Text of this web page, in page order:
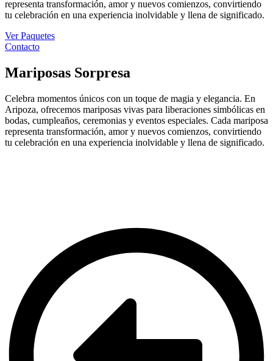
representa transformación, amor y nuevos comienzos, convirtiendo
tu celebración en una experiencia inolvidable y llena de significado.
Ver Paquetes
Contacto
Mariposas Sorpresa
Celebra momentos únicos con un toque de magia y elegancia. En
Aripoza, ofrecemos mariposas vivas para liberaciones simbólicas en
bodas, cumpleaños, ceremonias y eventos especiales. Cada mariposa
representa transformación, amor y nuevos comienzos, convirtiendo
tu celebración en una experiencia inolvidable y llena de significado.